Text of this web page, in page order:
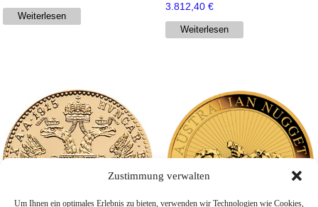
Zustimmung verwalten
Um Ihnen ein optimales Erlebnis zu bieten, verwenden wir Technologien wie Cookies,
Weiterlesen
3.812,40 €
Weiterlesen